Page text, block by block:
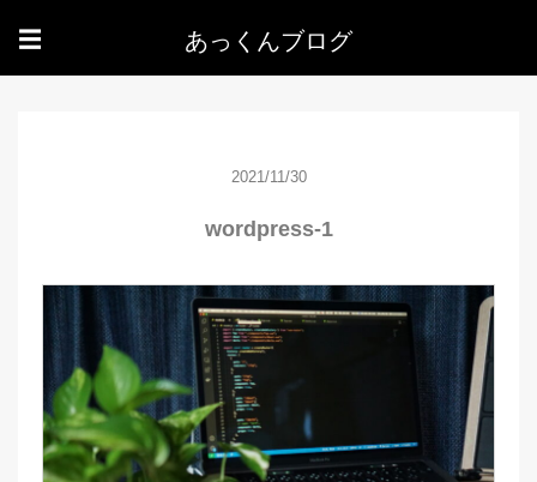
☰ あっくんブログ
2021/11/30
wordpress-1